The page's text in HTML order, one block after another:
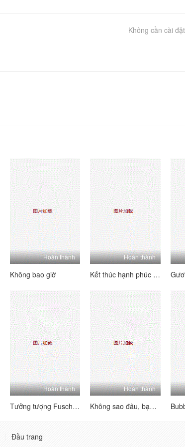
Không cần cài
Hoàn thành
Không bao giờ
Hoàn thành
Kết thúc hạnh phúc đầu tiên của tôi
Hoàn thành
Tưởng tượng Fuschia của Kimberlee
Hoàn thành
Không sao đâu, bạn chỉ là một người trồng
Đầu trang